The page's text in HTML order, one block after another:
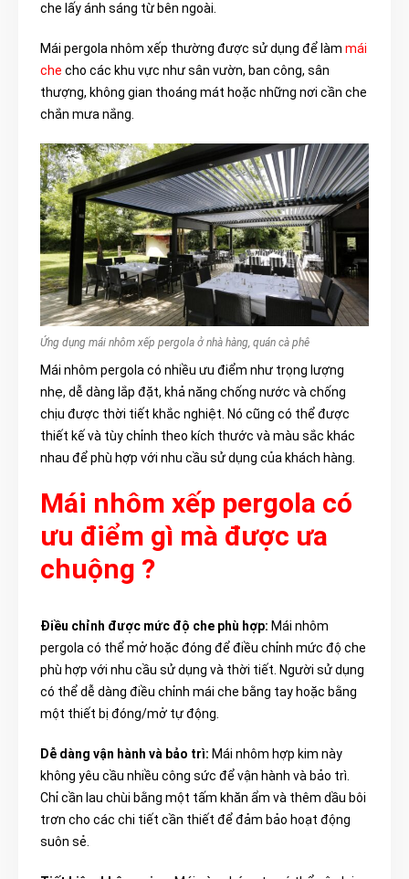
che lấy ánh sáng từ bên ngoài.
Mái pergola nhôm xếp thường được sử dụng để làm mái
che cho các khu vực như sân vườn, ban công, sân
thượng, không gian thoáng mát hoặc những nơi cần che
chắn mưa nắng.
Ứng dụng mái nhôm xếp pergola ở nhà hàng, quán cà phê
Mái nhôm pergola có nhiều ưu điểm như trọng lượng
nhẹ, dễ dàng lắp đặt, khả năng chống nước và chống
chịu được thời tiết khắc nghiệt. Nó cũng có thể được
thiết kế và tùy chỉnh theo kích thước và màu sắc khác
nhau để phù hợp với nhu cầu sử dụng của khách hàng.
Mái nhôm xếp pergola có
ưu điểm gì mà được ưa
chuộng ?
Điều chỉnh được mức độ che phù hợp: Mái nhôm
pergola có thể mở hoặc đóng để điều chỉnh mức độ che
phù hợp với nhu cầu sử dụng và thời tiết. Người sử dụng
có thể dễ dàng điều chỉnh mái che bằng tay hoặc bằng
một thiết bị đóng/mở tự động.
Dễ dàng vận hành và bảo trì: Mái nhôm hợp kim này
không yêu cầu nhiều công sức để vận hành và bảo trì.
Chỉ cần lau chùi bằng một tấm khăn ẩm và thêm dầu bôi
trơn cho các chi tiết cần thiết để đảm bảo hoạt động
suôn sẻ.